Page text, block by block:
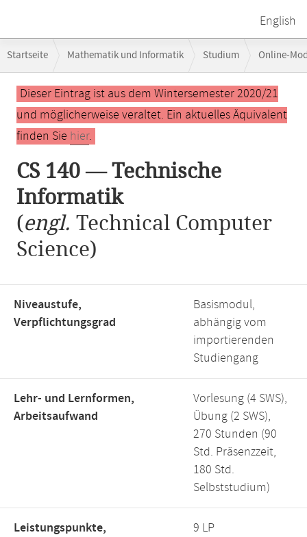
English
Navigation
Startseite Mathematik und Informatik Studium Online-
Hauptinhalt
Dieser Eintrag ist aus dem Wintersemester 2020/21
und möglicherweise veraltet. Ein aktuelles Äquivalent
finden Sie hier.
CS 140 — Technische
Informatik
(engl. Technical Computer
Science)
Niveaustufe,
Verpflichtungsgrad
Basismodul,
abhängig vom
importierenden
Studiengang
Lehr- und Lernformen,
Arbeitsaufwand
Vorlesung (4 SWS),
Übung (2 SWS),
270 Stunden (90
Std. Präsenzzeit,
180 Std.
Selbststudium)
Leistungspunkte,
9 LP